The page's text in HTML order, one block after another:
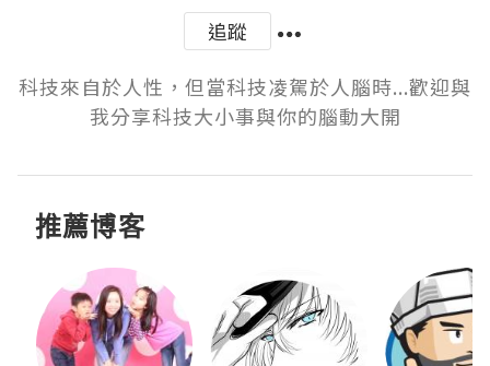
追蹤
科技來自於人性，但當科技凌駕於人腦時...歡迎與
我分享科技大小事與你的腦動大開
推薦博客